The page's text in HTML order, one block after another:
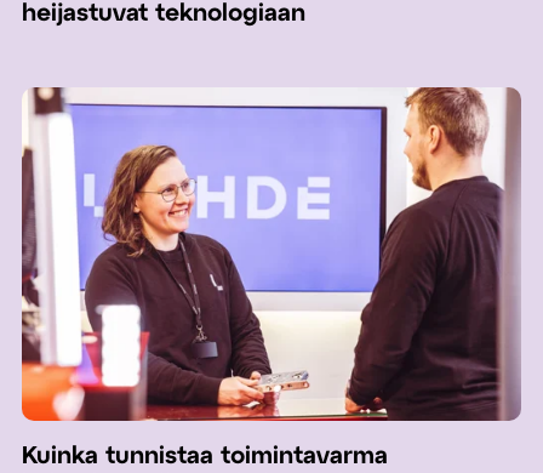
heijastuvat teknologiaan
Kuinka tunnistaa toimintavarma